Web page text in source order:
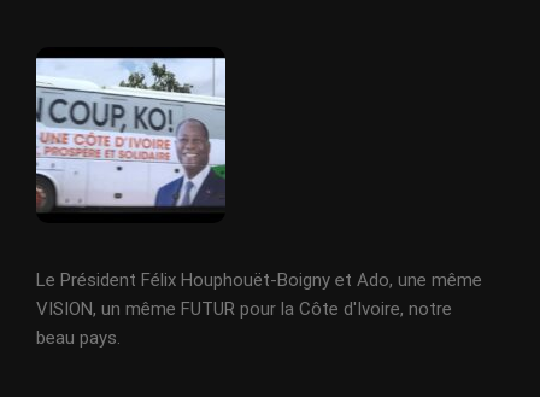
Le Président Félix Houphouët-Boigny et Ado, une même
VISION, un même FUTUR pour la Côte d'Ivoire, notre
beau pays.